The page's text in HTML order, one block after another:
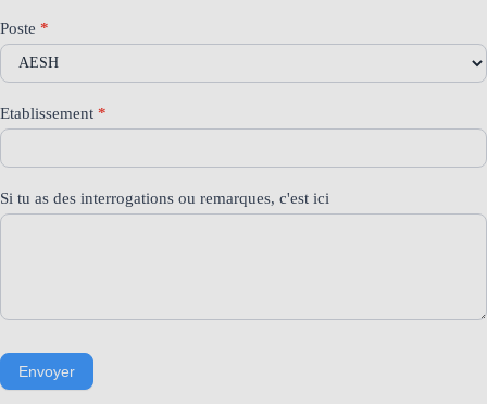
Poste *
Etablissement *
Si tu as des interrogations ou remarques, c'est ici
Envoyer